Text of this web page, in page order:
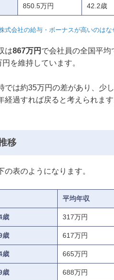
850.5万円 42.2歳
式会社の給与・ボーナスが高いのはな
は867万円 で会社員の全国平
を維持しています。
では約35万円の差があり、少
経過すれば戻ると考えられます
移
の表のようになります。
平均年収
歳 317万円
歳 617万円
歳 665万円
歳 688万円